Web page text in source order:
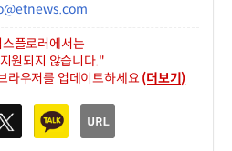
플로러에서는
원되지 않습니다."
라우저를 업데이트하세요 (더보기)